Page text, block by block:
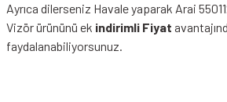
Ayrıca dilerseniz Havale yaparak Arai
Vizör ürününü ek indirimli Fiyat
faydalanabiliyorsunuz.